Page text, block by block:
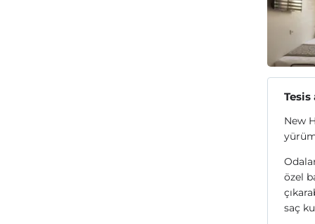
Tesis
New
özel
saç